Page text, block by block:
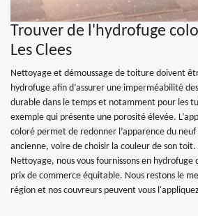
Trouver de l'hydrofuge
Les Clees
Nettoyage et démoussage de toiture doivent
hydrofuge afin d’assurer une imperméabilité
durable dans le temps et notamment pour les
exemple qui présente une porosité élevée.
coloré permet de redonner l’apparence du
ancienne, voire de choisir la couleur de son toit.
Nettoyage, nous vous fournissons en hydrofuge
prix de commerce équitable. Nous restons le
région et nos couvreurs peuvent vous